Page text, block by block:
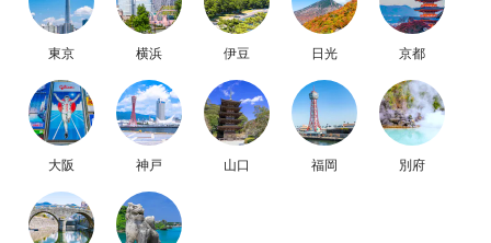
東京 横浜 伊豆 日光 京都
大阪 神戸 山口 福岡 別府